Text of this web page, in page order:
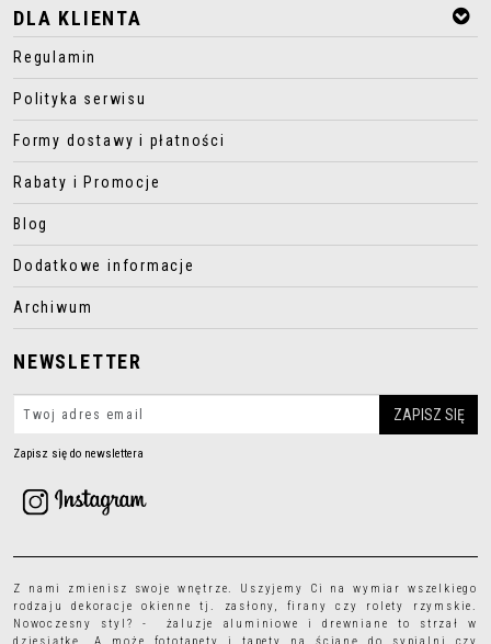
DLA KLIENTA
Regulamin
Polityka serwisu
Formy dostawy i płatności
Rabaty i Promocje
Blog
Dodatkowe informacje
Archiwum
NEWSLETTER
Zapisz się do newslettera
Z nami zmienisz swoje wnętrze. Uszyjemy Ci na wymiar wszelkiego
rodzajudekoracje okienne tj. zasłony, firany czy rolety rzymskie.
Nowoczesny styl? - żaluzje aluminiowe i drewniane to strzał w